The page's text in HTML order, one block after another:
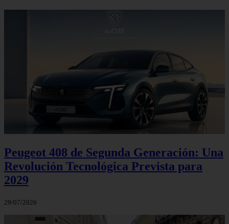
Peugeot 408 de Segunda Generación: Una
Revolución Tecnológica Prevista para
2029
29/07/2026